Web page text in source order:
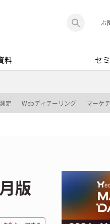
お
料 セ
定 Webディテーリング マーケ
版